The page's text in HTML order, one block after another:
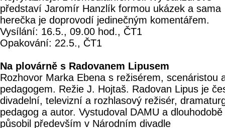
představí Jaromír Hanzlík formou ukázek a sama
herečka je doprovodí jedinečným komentářem.
Vysílání: 16.5., 09.00 hod., ČT1
Opakování: 22.5., ČT1
Na plovárně s Radovanem Lipusem
Rozhovor Marka Ebena s režisérem, scenáristou
pedagogem. Režie J. Hojtaš. Radovan Lipus je
divadelní, televizní a rozhlasový režisér,
pedagog a autor. Vystudoval DAMU a dlouhodobě
působil především v Národním divadle